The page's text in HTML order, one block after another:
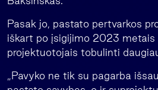
Pasak jo, pastato pertvarkos
iškart po įsigijimo 2023 metais
projektuotojais tobulinti
„Pavyko ne tik su pagarba